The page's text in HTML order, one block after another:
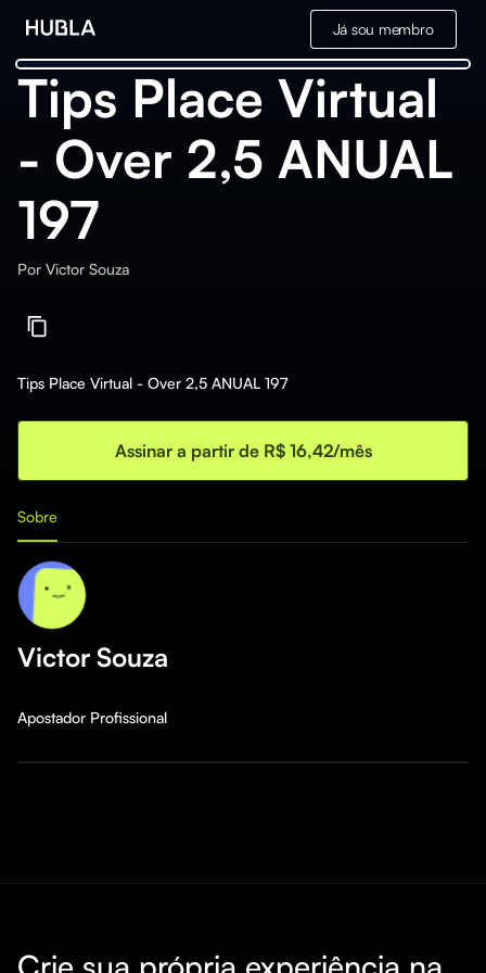
Já sou membro
Tips Place Virtual
- Over 2,5 ANUAL
197
Por Victor Souza
Tips Place Virtual - Over 2,5 ANUAL 197
Assinar a partir de R$ 16,42/mês
Sobre
Victor Souza
Apostador Profissional